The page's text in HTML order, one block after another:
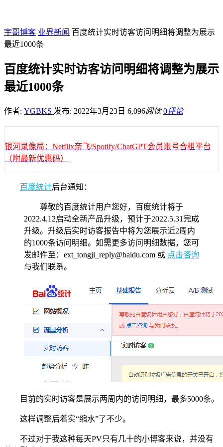
宇哥博客 业界新闻 百度统计实时访客访问明细将调整为展示
最近1000条
百度统计实时访客访问明细将调整为展示
最近1000条
作者: YGBKS 发布: 2022年3月23日 6,096阅读 0评论
银河录像局：Netflix奈飞/Spotify/ChatGPT会员账号合租平台
（附最新优惠码）
百度统计后台通知：
尊敬的百度统计用户您好，百度统计将于
2022.4.12启动全新产品升级，预计于2022.5.31完成
升级。升级后实时访客报告中将为您展示近2周内
的1000条访问明细。如需更多访问明细数据，您可
发邮件至：ext_tongji_reply@baidu.com 或 点击咨询
与我们联系。
目前的实时访客是展示两周内的访问明细，最多5000条。
这样调整后着实“缩水”了不少。
不过对于我这种每天PV只有几十的小博客来说，并没有